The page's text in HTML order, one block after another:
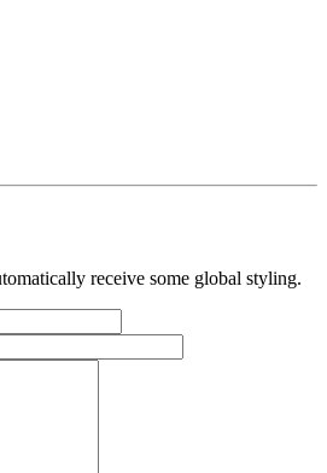
receive some global styling.